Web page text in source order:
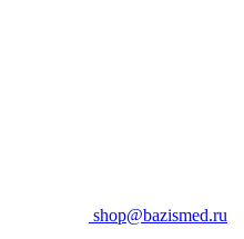
shop@bazismed.ru